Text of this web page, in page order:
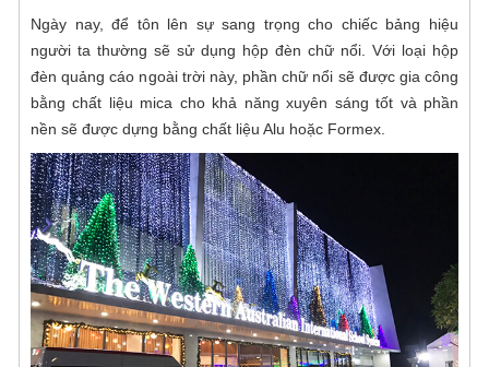
Ngày nay, để tôn lên sự sang trọng cho chiếc bảng hiệu
người ta thường sẽ sử dụng hộp đèn chữ nổi. Với loại hộp
đèn quảng cáo ngoài trời này, phần chữ nổi sẽ được gia công
bằng chất liệu mica cho khả năng xuyên sáng tốt và phần
nền sẽ được dựng bằng chất liệu Alu hoặc Formex.